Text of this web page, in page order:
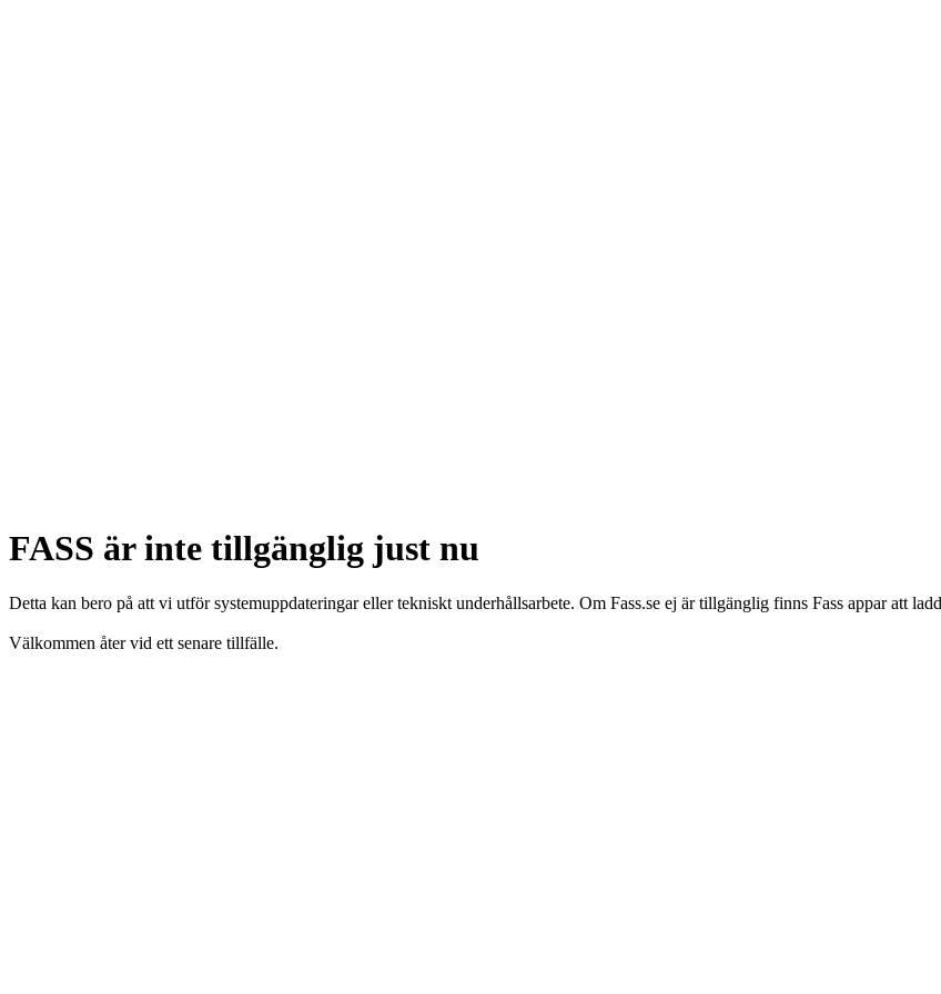
FASS är inte tillgänglig just nu
Detta kan bero på att vi utför systemuppdateringar eller tekniskt underhållsarbete. Om Fass.se ej är tillgänglig finns Fass appar att
Välkommen åter vid ett senare tillfälle.